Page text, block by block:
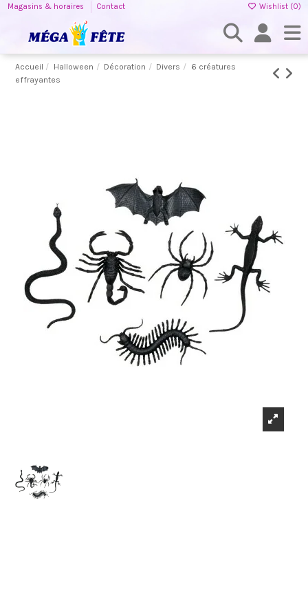
Magasins & horaires Contact Wishlist (0)
Accueil Halloween Décoration Divers
6 créatures
effrayantes